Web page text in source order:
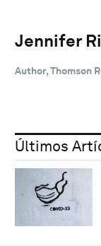
Jennifer
Author, Thomson
Últimos